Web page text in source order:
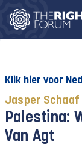
Klik hier voor
Jasper Schaaf
Palestina:
Van Agt